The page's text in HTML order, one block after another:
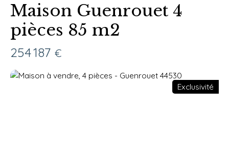
Nos bureaux Acheter Vendre
Estimation
Maison Guenrouet 4
pièces 85 m2
254 187 €
Exclusivité